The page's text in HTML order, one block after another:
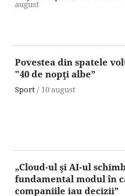
august
Povestea din spatele
"40 de nopţi albe”
Sport/ 10 august
„Cloud-ul şi AI-ul
fundamental modul în
companiile iau decizii”